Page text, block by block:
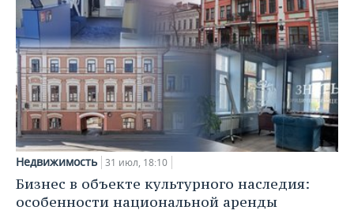
Недвижимость 31 июл, 18:10
Бизнес в объекте культурного наследия:
особенности национальной аренды